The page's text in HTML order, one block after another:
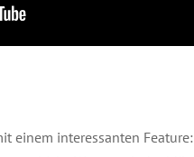
einem interessanten